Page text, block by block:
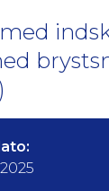
med